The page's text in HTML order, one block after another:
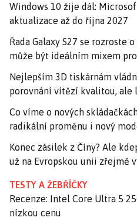
Windows 10 žije dál:
aktualizace až do října 2027
Řada Galaxy S27 se rozroste
může být ideálním mixem
Nejlepším 3D tiskárnám
porovnání vítězí kvalitou, ale
Co víme o nových
radikální proměnu i nový
Konec zásilek z Číny? Ale
už na Evropskou unii zřejmě
TESTY A ŽEBŘÍČKY
Recenze: Intel Core Ultra 5
nízkou cenu